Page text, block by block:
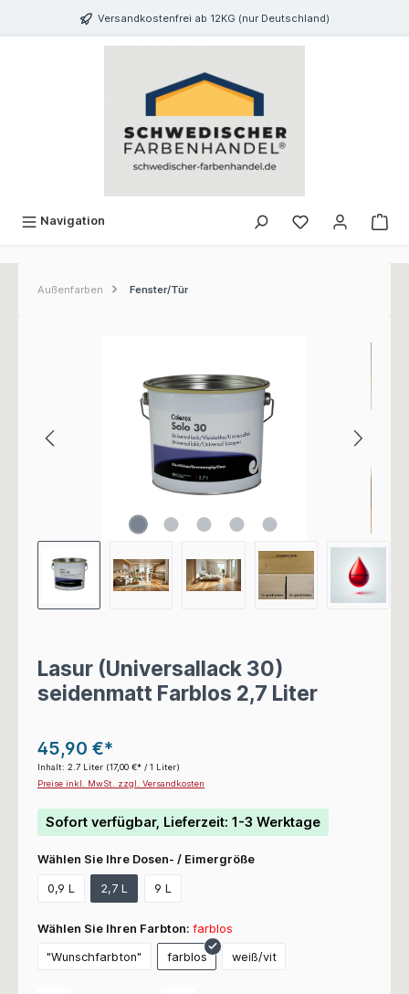
springen Versandkostenfrei ab 12KG (nur Deutschland)
Navigation
Außenfarben Fenster/Tür
Lasur (Universallack 30)
seidenmatt Farblos 2,7 Liter
45,90 €*
Inhalt: 2.7 Liter (17,00 €* / 1 Liter)
Preise inkl. MwSt. zzgl. Versandkosten
Sofort verfügbar, Lieferzeit: 1-3 Werktage
Wählen Sie Ihre Dosen- / Eimergröße
0,9 L 2,7 L 9 L
Wählen Sie Ihren Farbton: farblos
"Wunschfarbton" farblos weiß/vit